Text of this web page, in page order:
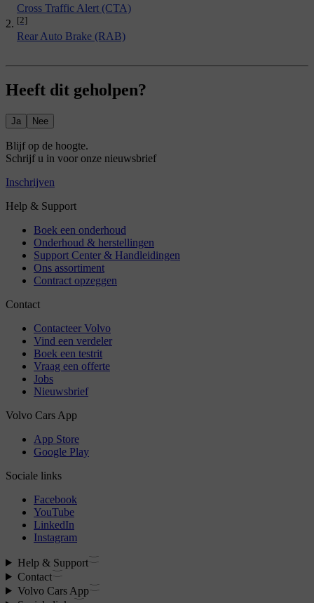
Cross Traffic Alert (CTA)
[2]
Rear Auto Brake (RAB)
Heeft dit geholpen?
Ja Nee